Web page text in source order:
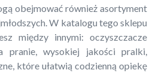
obejmować również asortyment
W katalogu tego sklepu
między innymi: oczyszczacze
pranie, wysokiej jakości pralki,
które ułatwią codzienną opiekę